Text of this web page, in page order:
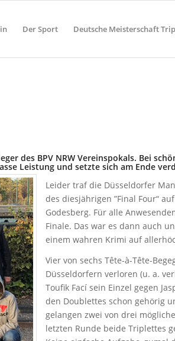
Der Sport Deutsche Meisterschaft
des BPV NRW Vereinspokals. Bei
Leistung und setzte sich am Ende
Leider traf die Düsseldorfer
des diesjährigen ”Final Four“
Godesberg. Für alle
Finale. Das war es dann auch
einem wahren Krimi auf
Vier von sechs Tête-à-Tête-
Düsseldorfern verloren (u. a.
Toufik Fací sein Einzel gegen
den Doublettes schon gehörig
gelangen zwei von drei
letzten Runde beide Triplettes